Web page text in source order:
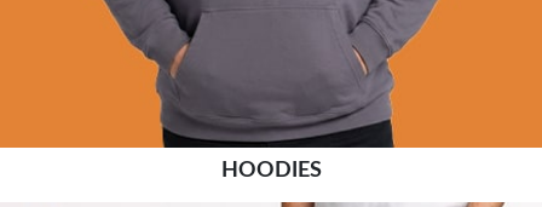
HOODIES